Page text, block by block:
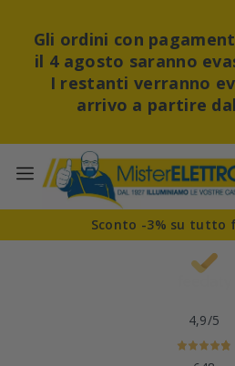
Gli ordini con
il 4 agosto saranno
I restanti verranno
arrivo a partire
Sconto -3% su tutto
4,9/5